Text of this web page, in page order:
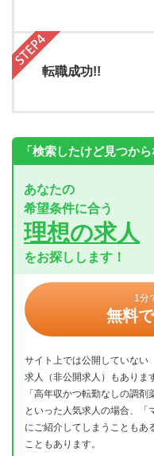
転職成功!!
「検索したけど見つか
あなたの
希望条件に合う
理想の求人
をお探しします！
1分
無料
サイト上では公開していない
求人（非公開求人）もありま
「高年収かつ転勤なしの調剤
といった人気求人の場合、「
にご紹介してしまうこともあ
こともあります。